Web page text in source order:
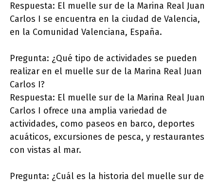
Respuesta: El muelle sur de la Marina Real Juan
Carlos I se encuentra en la ciudad de Valencia,
en la Comunidad Valenciana, España.
Pregunta: ¿Qué tipo de actividades se pueden
realizar en el muelle sur de la Marina Real Juan
Carlos I?
Respuesta: El muelle sur de la Marina Real Juan
Carlos I ofrece una amplia variedad de
actividades, como paseos en barco, deportes
acuáticos, excursiones de pesca, y restaurantes
con vistas al mar.
Pregunta: ¿Cuál es la historia del muelle sur de